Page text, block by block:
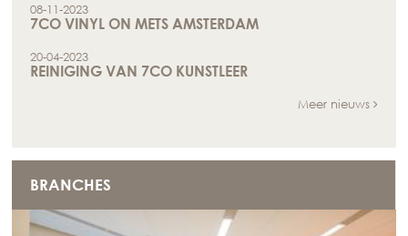
08-11-2023
7CO VINYL ON METS AMSTERDAM
20-04-2023
REINIGING VAN 7CO KUNSTLEER
Meer nieuws
BRANCHES